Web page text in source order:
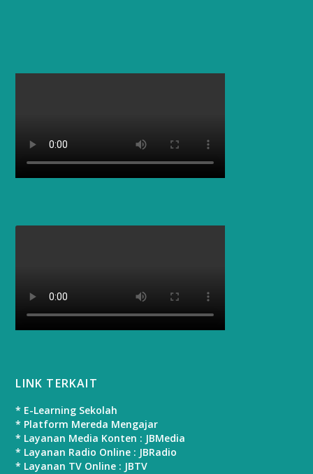
LINK TERKAIT
* E-Learning Sekolah
* Platform Mereda Mengajar
* Layanan Media Konten : JBMedia
* Layanan Radio Online : JBRadio
* Layanan TV Online : JBTV